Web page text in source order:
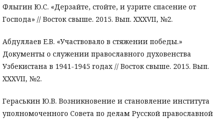
Флыгин Ю.С. «Дерзайте, стойте, и узрите спасение от
Господа» // Восток свыше. 2015. Вып. XXXVII, №2.
Абдуллаев Е.В. «Участвовало в стяжении победы.»
Документы о служении православного духовенства
Узбекистана в 1941-1945 годах // Восток свыше. 2015. Вып.
XXXVII, №2.
Гераськин Ю.В. Возникновение и становление института
уполномоченного Совета по делам Русской православной